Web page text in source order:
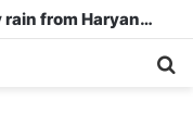
Weather News: Alert of heavy rain from Haryana-Gujarat to Odisha, monsoon is active in many states